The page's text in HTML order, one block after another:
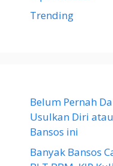
Trending
Belum Pernah
Usulkan Diri
Bansos ini
Banyak Bansos